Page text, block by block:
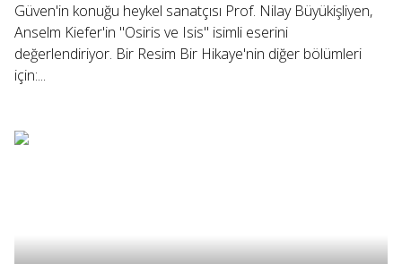
Güven'in konuğu heykel sanatçısı Prof. Nilay Büyükişliyen,
Anselm Kiefer'in "Osiris ve Isis" isimli eserini
değerlendiriyor. Bir Resim Bir Hikaye'nin diğer bölümleri
için:...